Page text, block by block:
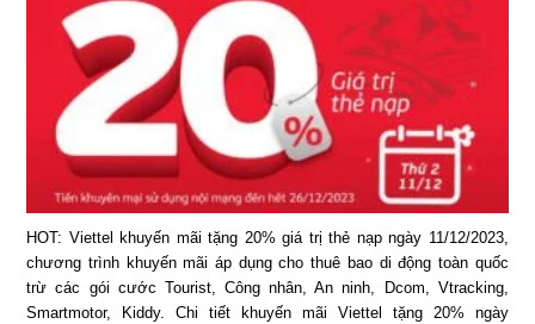
HOT: Viettel khuyến mãi tặng 20% giá trị thẻ nạp ngày 11/12/2023,
chương trình khuyến mãi áp dụng cho thuê bao di động toàn quốc
trừ các gói cước Tourist, Công nhân, An ninh, Dcom, Vtracking,
Smartmotor, Kiddy. Chi tiết khuyến mãi Viettel tặng 20% ngày